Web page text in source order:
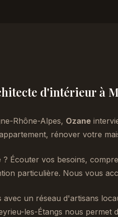
d'intérieur à
Rhône-Alpes, Ozane
rénover votre
Écouter vos besoins,
particulière. Nous vous
avec un réseau d'artisans
les-Étangs nous permet